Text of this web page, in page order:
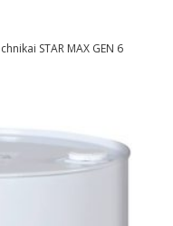
STAR MAX GEN 6